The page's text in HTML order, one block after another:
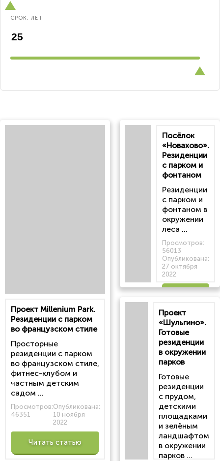
СРОК, ЛЕТ
Проект Millenium Park.
Резиденции с парком
во французском стиле
Просторные
резиденции с парком
во французском стиле,
фитнес-клубом и
частным детским
садом ...
Просмотров:
46351
Опубликована:
10 ноября
2022
Читать статью
Посёлок
«Новахово».
Резиденции
с парком и
фонтаном
Резиденции
с парком и
фонтаном в
окружении
леса ...
Просмотров:
56013
Опубликована:
27 октября
2022
статью
Проект
«Шульгино».
Готовые
резиденции
в окружении
парков
Готовые
резиденции
с прудом,
детскими
площадками
и зелёным
ландшафтом
в окружении
парков ...